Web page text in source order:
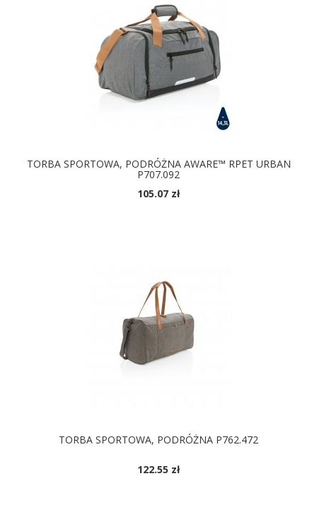
TORBA SPORTOWA, PODRÓŻNA AWARE™ RPET URBAN
P707.092
105.07 zł
TORBA SPORTOWA, PODRÓŻNA P762.472
122.55 zł